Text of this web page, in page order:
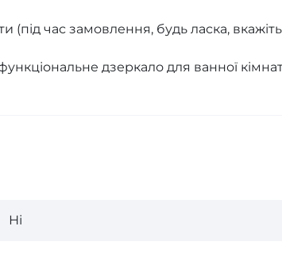
(під час замовлення, будь ласка, вкажіть
дзеркало для ванної
Ні